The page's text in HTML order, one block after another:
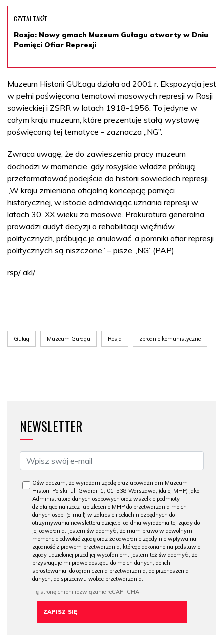
CZYTAJ TAKŻE
Rosja: Nowy gmach Muzeum Gułagu otwarty w Dniu
Pamięci Ofiar Represji
Muzeum Historii GUŁagu działa od 2001 r. Ekspozycja jest
w pełni poświęcona tematowi masowych represji w Rosji
sowieckiej i ZSRR w latach 1918-1956. To jedyne w
całym kraju muzeum, które prezentuje stałą wystawę
poświęconą tej tematyce - zaznacza „NG”.
Zwraca uwagę, że do zawieszenia pracy muzeum
dochodzi w momencie, gdy rosyjskie władze próbują
przeformatować podejście do historii sowieckich represji.
„W kraju zmieniono oficjalną koncepcję pamięci
historycznej, w istocie odmawiając uznania represji w
latach 30. XX wieku za masowe. Prokuratura generalna
prowadzi audyt decyzji o rehabilitacji więźniów
politycznych, próbując je anulować, a pomniki ofiar represji
politycznych są niszczone” – pisze „NG”.(PAP)
rsp/ akl/
Gułag Muzeum Gułagu Rosja zbrodnie komunistyczne
NEWSLETTER
Oświadczam, że wyrażam zgodę oraz upoważniam Muzeum
Historii Polski, ul. Gwardii 1, 01-538 Warszawa, (dalej MHP) jako
Administratora danych osobowych oraz wszelkie podmioty
działające na rzecz lub zlecenie MHP do przetwarzania moich
danych osob. (e-mail) w zakresie i celach niezbędnych do
otrzymywania newslettera dzieje.pl od dnia wyrażenia tej zgody do
jej odwołania. Jestem świadomy/a, że mam prawo w dowolnym
momencie odwołać zgodę oraz że odwołanie zgody nie wpływa na
zgodność z prawem przetwarzania, którego dokonano na podstawie
zgody udzielonej przed jej wycofaniem. Jestem też świadomy/a, że
przysługuje mi prawo dostępu do moich danych, do ich
sprostowania, do ograniczenia przetwarzania, do przenoszenia
danych, do sprzeciwu wobec przetwarzania.